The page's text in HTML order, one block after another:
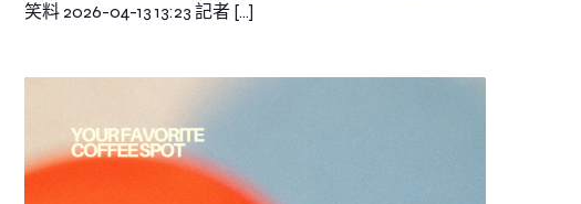
笑料 2026-04-13 13:23 記者 […]